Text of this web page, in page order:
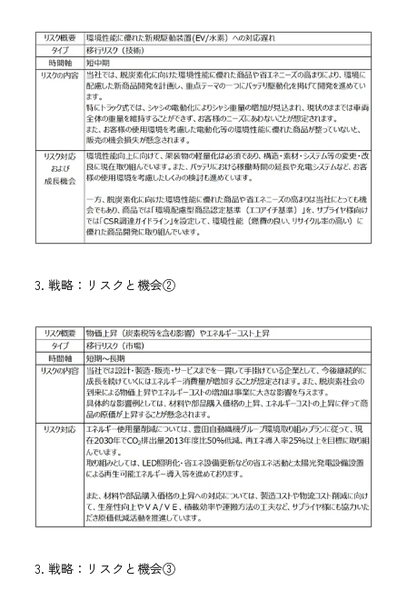
3. 戦略：リスクと機会②
3. 戦略：リスクと機会③